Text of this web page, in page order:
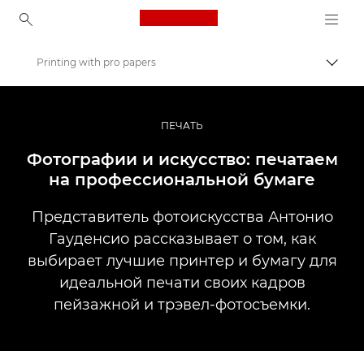
Canon Logo, back to
Профессиональная фото- и видеосъемка
Истории
Printing with pro papers
ПЕЧАТЬ
Фотографии и искусство: печатаем
на профессиональной бумаге
Представитель фотоискусства Антонио
Гауденсио рассказывает о том, как
выбирает лучшие принтер и бумагу для
идеальной печати своих кадров
пейзажной и трэвел-фотосъемки.